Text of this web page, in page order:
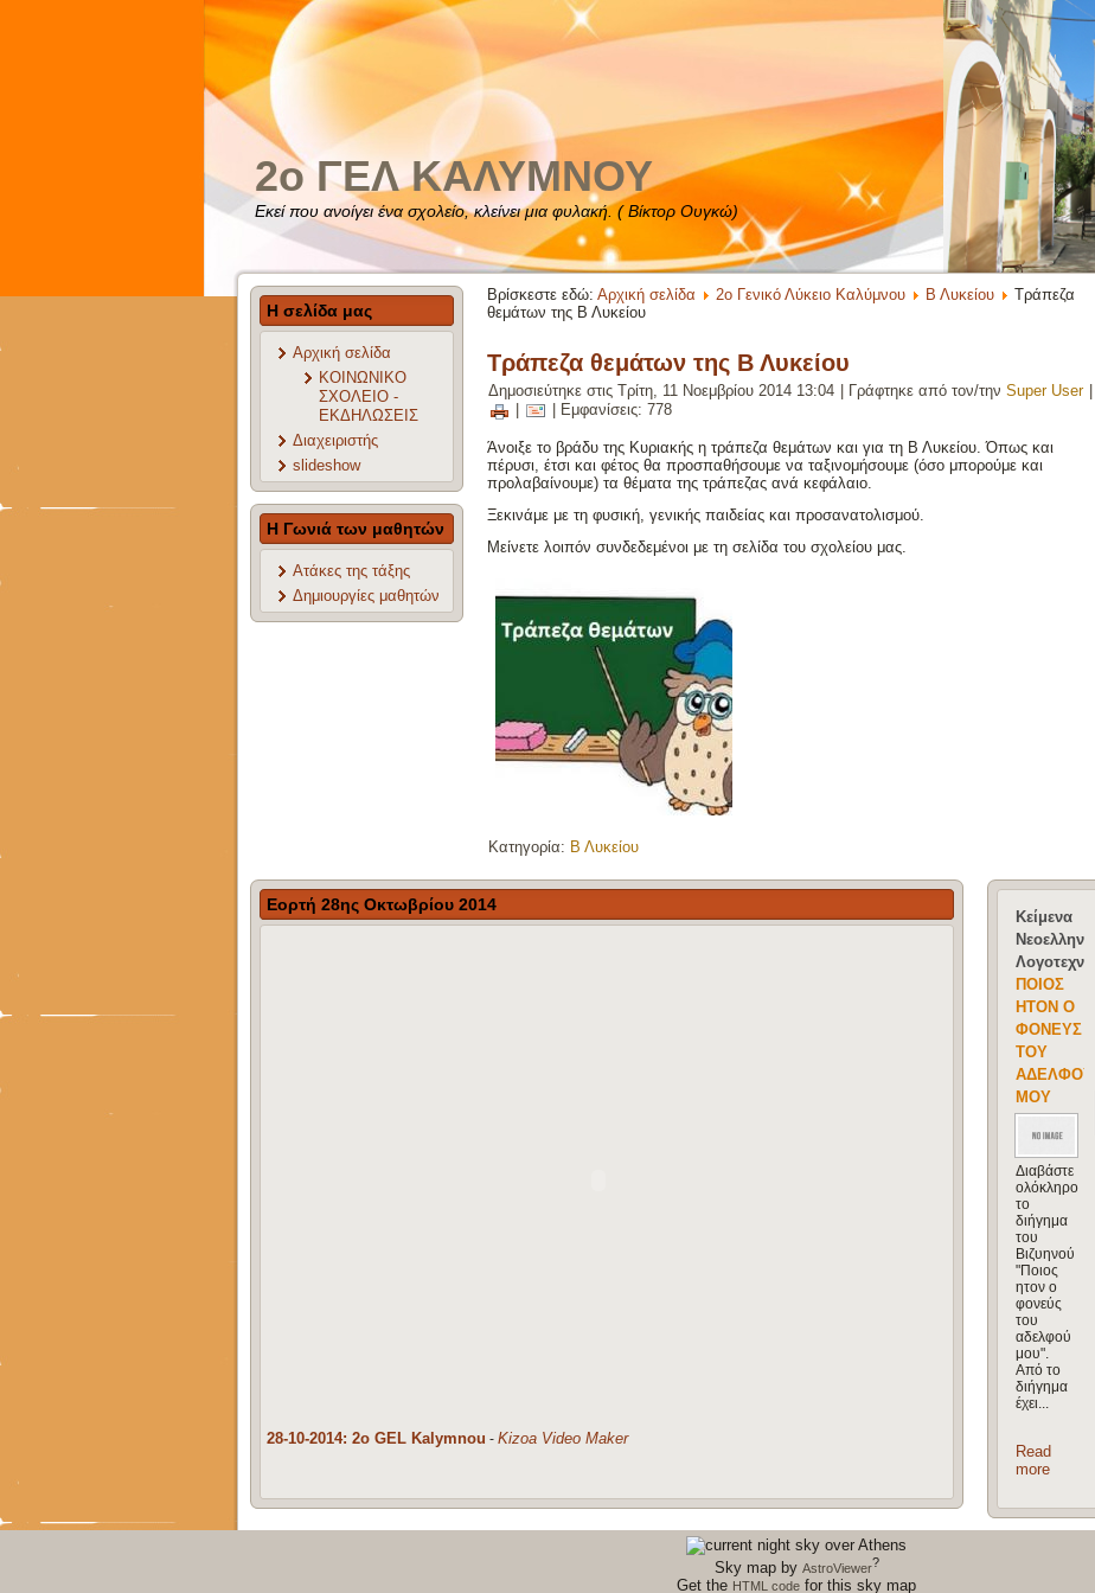
2o ΓΕΛ ΚΑΛΥΜΝΟΥ
Εκεί που ανοίγει ένα σχολείο, κλείνει μια φυλακή. ( Βίκτορ Ουγκώ)
Η σελίδα μας
Αρχική σελίδα
ΚΟΙΝΩΝΙΚΟ
ΣΧΟΛΕΙΟ -
ΕΚΔΗΛΩΣΕΙΣ
Διαχειριστής
slideshow
Η Γωνιά των μαθητών
Ατάκες της τάξης
Δημιουργίες μαθητών
Βρίσκεστε εδώ: Αρχική σελίδα 2ο Γενικό Λύκειο Καλύμνου Β Λυκείου
Τράπεζα
θεμάτων της Β Λυκείου
Τράπεζα θεμάτων της Β Λυκείου
Δημοσιεύτηκε στις Τρίτη, 11 Νοεμβρίου 2014 13:04 Γράφτηκε από τον/την Super User
| Εμφανίσεις: 778
Άνοιξε το βράδυ της Κυριακής η τράπεζα θεμάτων και για τη Β Λυκείου. Όπως και
πέρυσι, έτσι και φέτος θα προσπαθήσουμε να ταξινομήσουμε (όσο μπορούμε και
προλαβαίνουμε) τα θέματα της τράπεζας ανά κεφάλαιο.
Ξεκινάμε με τη φυσική, γενικής παιδείας και προσανατολισμού.
Μείνετε λοιπόν συνδεδεμένοι με τη σελίδα του σχολείου μας.
Κατηγορία: Β Λυκείου
Εορτή 28ης Οκτωβρίου 2014
28-10-2014: 2o GEL Kalymnou - Kizoa Video Maker
Κείμενα
ΠΟΙΟΣ
ΗΤΟΝ Ο
ΦΟΝΕΥΣ
ΤΟΥ
ΑΔΕΛΦΟΥ
ΜΟΥ
Διαβάστε
ολόκληρο
το
διήγημα
του
Βιζυηνού
"Ποιος
ητον ο
φονεύς
του
αδελφού
μου".
Από το
διήγημα
έχει...
Read
more
Sky map by AstroViewer?
Get the HTML code for this sky map